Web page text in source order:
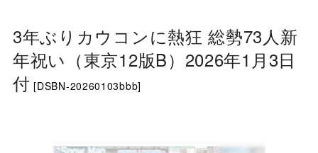
3年ぶりカウコンに熱狂 総勢73人新
年祝い（東京12版B）2026年1月3日
付 [DSBN-20260103bbb]